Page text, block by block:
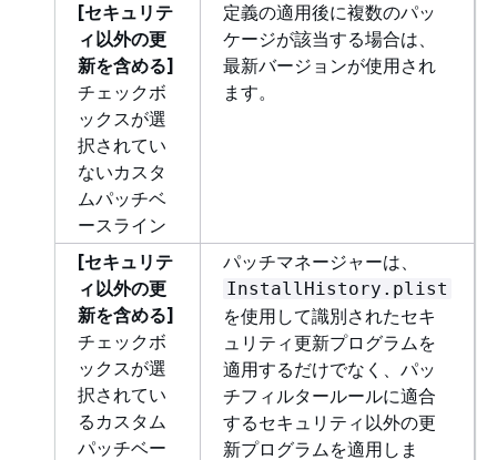
[セキュリテ
ィ以外の更
新を含める]
チェックボ
ックスが選
択されてい
ないカスタ
ムパッチベ
ースライン
定義の適用後に複数のパッ
ケージが該当する場合は、
最新バージョンが使用され
ます。
[セキュリテ
ィ以外の更
新を含める]
チェックボ
ックスが選
択されてい
るカスタム
パッチベー
パッチマネージャーは、
InstallHistory.plist
を使用して識別されたセキ
ュリティ更新プログラムを
適用するだけでなく、パッ
チフィルタールールに適合
するセキュリティ以外の更
新プログラムを適用しま